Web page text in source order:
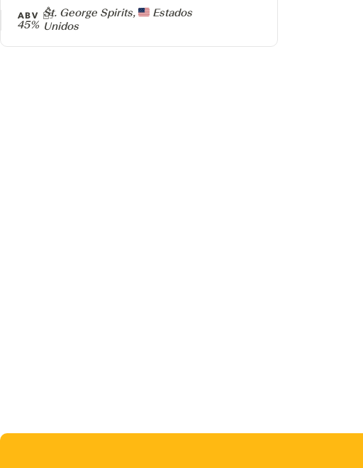
Producer
St. George Spirits,
Estados
Unidos
ABV
45%